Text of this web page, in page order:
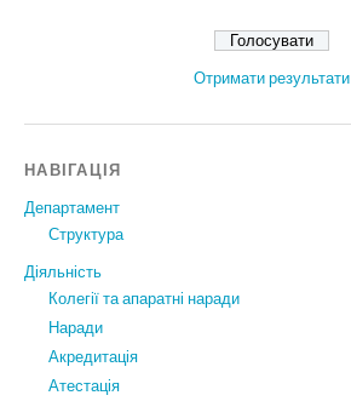
Отримати результати
НАВІГАЦІЯ
Департамент
Структура
Діяльність
Колегії та апаратні наради
Наради
Акредитація
Атестація